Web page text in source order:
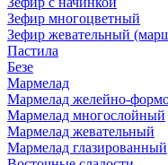
Зефир многоцветный
Зефир жевательный
Пастила
Безе
Мармелад
Мармелад желейно-
Мармелад многослойный
Мармелад жевательный
Мармелад глазированный